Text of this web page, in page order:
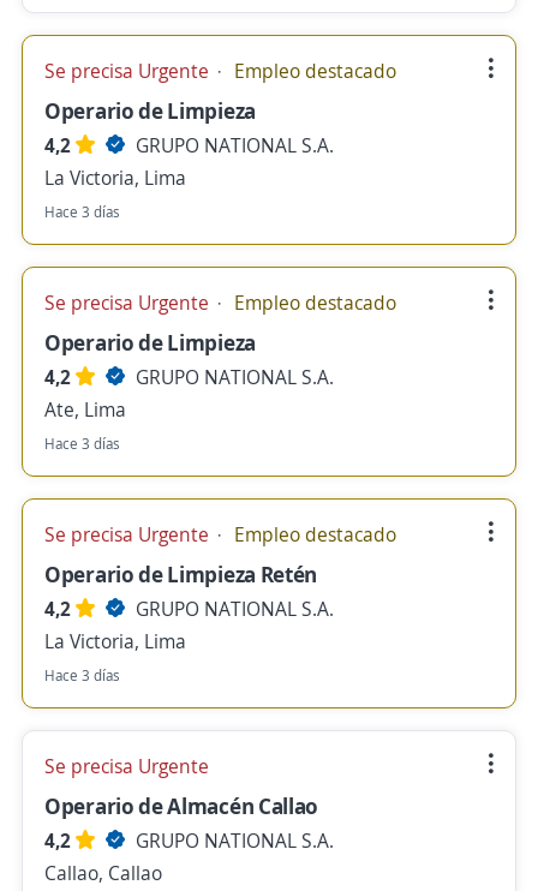
Se precisa Urgente Empleo destacado
Operario de Limpieza
4,2
GRUPO NATIONAL S.A.
La Victoria, Lima
Hace 3 días
Se precisa Urgente Empleo destacado
Operario de Limpieza
4,2
GRUPO NATIONAL S.A.
Ate, Lima
Hace 3 días
Se precisa Urgente Empleo destacado
Operario de Limpieza Retén
4,2
GRUPO NATIONAL S.A.
La Victoria, Lima
Hace 3 días
Se precisa Urgente
Operario de Almacén Callao
4,2
GRUPO NATIONAL S.A.
Callao, Callao